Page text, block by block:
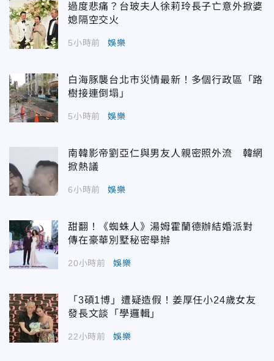
過度悲痛？台玻夫人徐莉玲長子亡意外掀婆
媳隔空交火
5小時前 娛樂
白海豚襲台北市災情最新！多個行政區「路
樹接連倒塌」
5小時前 娛樂
南韓影帝劉亞仁與男友人親密照外流 韓網
掀熱議
6小時前 娛樂
甜翻！《蜘蛛人》湯姆霍蘭德辦結婚派對
傳在豪華別墅秘密舉辦
20小時前 娛樂
「3碩1博」遭疑造假！姜厚任小24歲女友
發長文談「學邏輯」
22小時前 娛樂